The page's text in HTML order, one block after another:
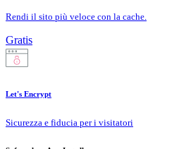
Rendi il sito più veloce con la cache.
Gratis
Let's Encrypt
Sicurezza e fiducia per i visitatori